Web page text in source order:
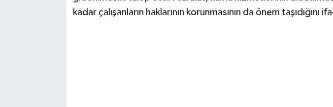
kadar çalışanların haklarının korunmasının da önem taşıdığını